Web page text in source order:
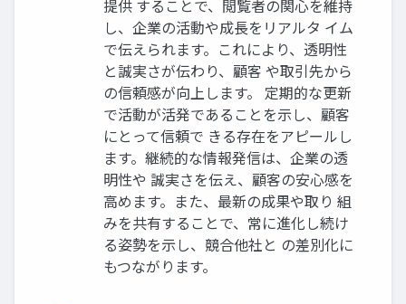
提供 することで、閲覧者の関心を維持
し、企業の活動や成長をリアルタ イム
で伝えられます。これにより、透明性
と誠実さが伝わり、顧客 や取引先から
の信頼感が向上します。 定期的な更新
で活動が活発であることを示し、顧客
にとって信頼で きる存在をアピールし
ます。継続的な情報発信は、企業の透
明性や 誠実さを伝え、顧客の安心感を
高めます。また、最新の成果や取り 組
みを共有することで、常に進化し続け
る姿勢を示し、競合他社と の差別化に
もつながります。